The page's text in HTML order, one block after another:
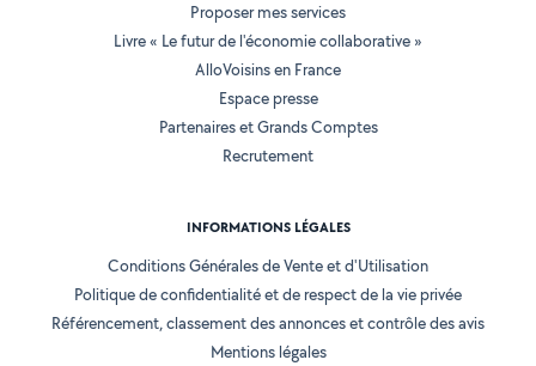
Proposer mes services
Livre « Le futur de l'économie collaborative »
AlloVoisins en France
Espace presse
Partenaires et Grands Comptes
Recrutement
INFORMATIONS LÉGALES
Conditions Générales de Vente et d'Utilisation
Politique de confidentialité et de respect de la vie privée
Référencement, classement des annonces et contrôle des avis
Mentions légales